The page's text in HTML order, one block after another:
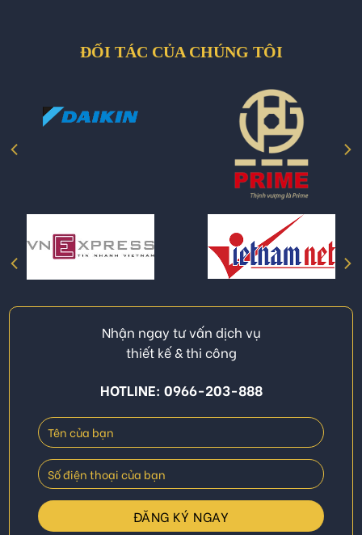
ĐỐI TÁC CỦA CHÚNG TÔI
Nhận ngay tư vấn dịch vụ
thiết kế & thi công
HOTLINE: 0966-203-888